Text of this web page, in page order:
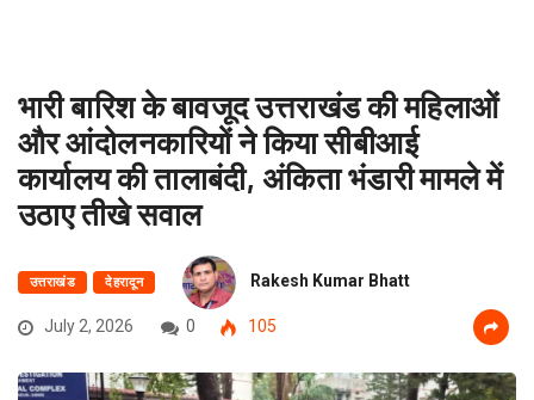
भारी बारिश के बावजूद उत्तराखंड की महिलाओं
और आंदोलनकारियों ने किया सीबीआई
कार्यालय की तालाबंदी, अंकिता भंडारी मामले में
उठाए तीखे सवाल
उत्तराखंड देहरादून Rakesh Kumar Bhatt
July 2, 2026 0 105